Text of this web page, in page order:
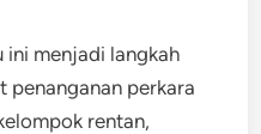
ini menjadi langkah
penanganan perkara
rentan,